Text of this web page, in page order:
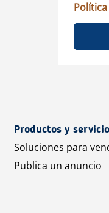
Productos y
Soluciones para
Publica un anuncio